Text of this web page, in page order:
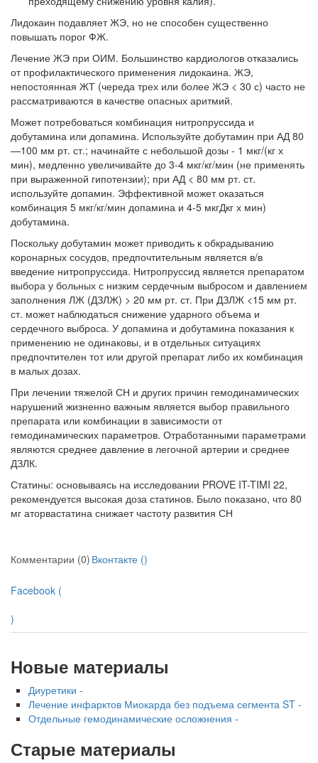
Лидокаин подавляет ЖЭ, но не способен существенно
повышать по­рог ФЖ.
Лечение ЖЭ при ОИМ. Большинство кардиологов отказались
от про­филактического применения лидокаина. ЖЭ,
непостоянная ЖТ (череда трех или более ЖЭ < 30 с) часто не
рассматриваются в качестве опасных аритмий.
Может потребоваться комбинация нитропруссида и
добутамина или допа­мина. Используйте добутамин при АД 80
—100 мм рт. ст.; начинайте с неболь­шой дозы - 1 мкг/(кг х
мин), медленно увеличивайте до 3-4 мкг/кг/мин (не применять
при выраженной гипотензии); при АД < 80 мм рт. ст.
используйте допамин. Эффективной может оказаться
комбинация 5 мкг/кг/мин допамина и 4-5 мкгДкг х мин)
добутамина.
Поскольку добутамин может приводить к обкрадыванию
коронарных со­судов, предпочтительным является в/в
введение нитропруссида. Нитропрус­сид является препаратом
выбора у больных с низким сердечным выбросом и давлением
заполнения ЛЖ (ДЗЛЖ) > 20 мм рт. ст. При ДЗЛЖ <15 мм рт.
ст. может наблюдаться снижение ударного объема и
сердечного выброса. У до­памина и добутамина показания к
применению не одинаковы, и в отдельных ситуациях
предпочтителен тот или другой препарат либо их комбинация
в ма­лых дозах.
При лечении тяжелой СН и других причин гемодинамических
наруше­ний жизненно важным является выбор правильного
препарата или комби­нации в зависимости от
гемодинамических параметров. Отработанными па­раметрами
являются среднее давление в легочной артерии и среднее
ДЗЛК.
Статины: основываясь на исследовании PROVE IT-TIMI 22,
рекомен­дуется высокая доза статинов. Было показано, что 80
мг аторвастатина сни­жает частоту развития СН
Комментарии (0) Вконтакте ()
Facebook (
)
Новые материалы
Диуретики -
Лечение инфарктов Миокарда без подъема сегмента ST -
Отдельные гемодинамические осложнения -
Старые материалы